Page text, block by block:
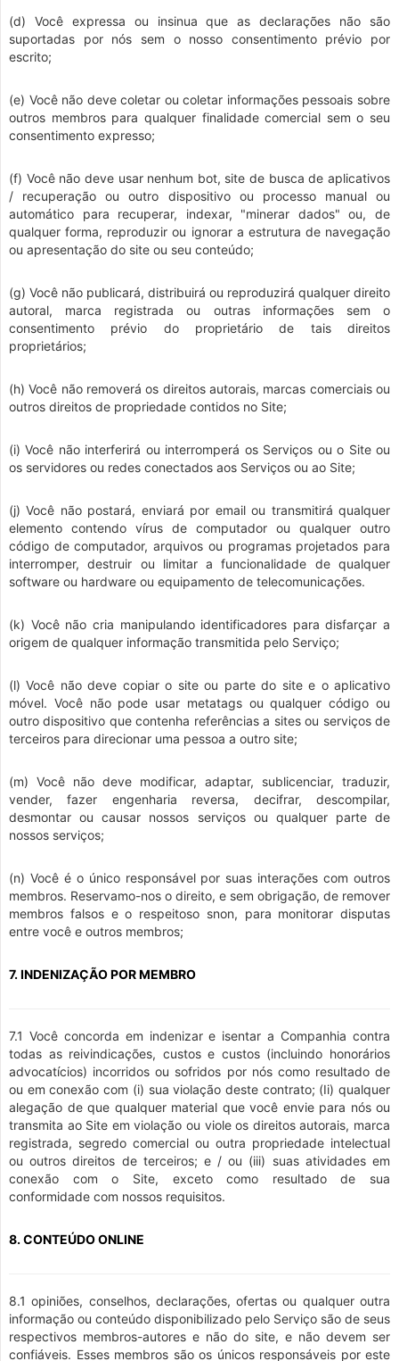
(d) Você expressa ou insinua que as declarações não são
suportadas por nós sem o nosso consentimento prévio por
escrito;
(e) Você não deve coletar ou coletar informações pessoais sobre
outros membros para qualquer finalidade comercial sem o seu
consentimento expresso;
(f) Você não deve usar nenhum bot, site de busca de aplicativos
/ recuperação ou outro dispositivo ou processo manual ou
automático para recuperar, indexar, "minerar dados" ou, de
qualquer forma, reproduzir ou ignorar a estrutura de navegação
ou apresentação do site ou seu conteúdo;
(g) Você não publicará, distribuirá ou reproduzirá qualquer direito
autoral, marca registrada ou outras informações sem o
consentimento prévio do proprietário de tais direitos
proprietários;
(h) Você não removerá os direitos autorais, marcas comerciais ou
outros direitos de propriedade contidos no Site;
(i) Você não interferirá ou interromperá os Serviços ou o Site ou
os servidores ou redes conectados aos Serviços ou ao Site;
(j) Você não postará, enviará por email ou transmitirá qualquer
elemento contendo vírus de computador ou qualquer outro
código de computador, arquivos ou programas projetados para
interromper, destruir ou limitar a funcionalidade de qualquer
software ou hardware ou equipamento de telecomunicações.
(k) Você não cria manipulando identificadores para disfarçar a
origem de qualquer informação transmitida pelo Serviço;
(l) Você não deve copiar o site ou parte do site e o aplicativo
móvel. Você não pode usar metatags ou qualquer código ou
outro dispositivo que contenha referências a sites ou serviços de
terceiros para direcionar uma pessoa a outro site;
(m) Você não deve modificar, adaptar, sublicenciar, traduzir,
vender, fazer engenharia reversa, decifrar, descompilar,
desmontar ou causar nossos serviços ou qualquer parte de
nossos serviços;
(n) Você é o único responsável por suas interações com outros
membros. Reservamo-nos o direito, e sem obrigação, de remover
membros falsos e o respeitoso snon, para monitorar disputas
entre você e outros membros;
7. INDENIZAÇÃO POR MEMBRO
7.1 Você concorda em indenizar e isentar a Companhia contra
todas as reivindicações, custos e custos (incluindo honorários
advocatícios) incorridos ou sofridos por nós como resultado de
ou em conexão com (i) sua violação deste contrato; (Ii) qualquer
alegação de que qualquer material que você envie para nós ou
transmita ao Site em violação ou viole os direitos autorais, marca
registrada, segredo comercial ou outra propriedade intelectual
ou outros direitos de terceiros; e / ou (iii) suas atividades em
conexão com o Site, exceto como resultado de sua
conformidade com nossos requisitos.
8. CONTEÚDO ONLINE
8.1 opiniões, conselhos, declarações, ofertas ou qualquer outra
informação ou conteúdo disponibilizado pelo Serviço são de seus
respectivos membros-autores e não do site, e não devem ser
confiáveis. Esses membros são os únicos responsáveis por este